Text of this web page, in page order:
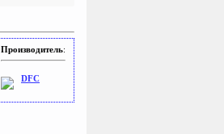
Производитель:
DFC